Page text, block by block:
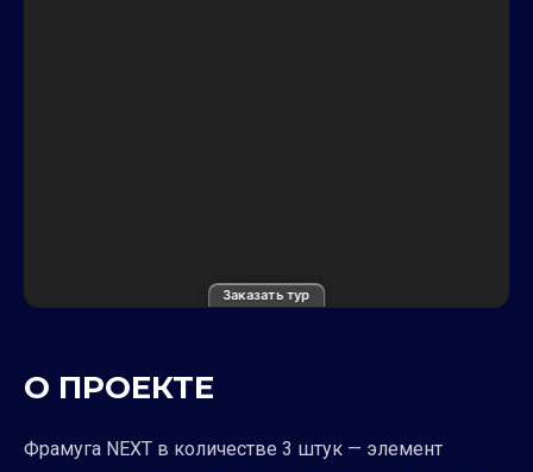
Заказать тур
О ПРОЕКТЕ
Фрамуга NEXT в количестве 3 штук — элемент